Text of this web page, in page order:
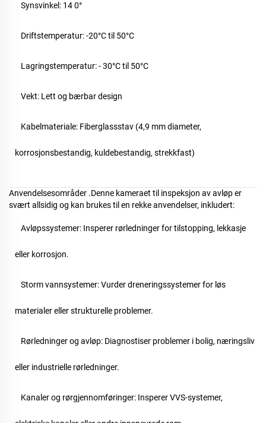
Synsvinkel: 140°
Driftstemperatur: -20°C til 50°C
Lagringstemperatur: -30°C til 50°C
Vekt: Lett og bærbar design
Kabelmateriale: Fiberglassstav (4,9 mm diameter,
korrosjonsbestandig, kuldebestandig, strekkfast)
Anvendelsesområder .Denne kameraet til inspeksjon av avløp er
svært allsidig og kan brukes til en rekke anvendelser, inkludert:
Avløpssystemer: Insperer rørledninger for tilstopping, lekkasje
eller korrosjon.
Stormvannsystemer: Vurder dreneringssystemer for løs
materialer eller strukturelle problemer.
Rørledninger og avløp: Diagnostiser problemer i bolig, næringsliv
eller industrielle rørledninger.
Kanaler og rørgjennomføringer: Insperer VVS-systemer,